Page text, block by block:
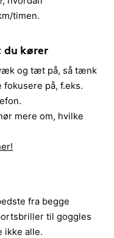
timen.
du kører
og tæt på, så tænk
fokusere på, f.eks.
mere om, hvilke
fra begge
til goggles
ikke alle.